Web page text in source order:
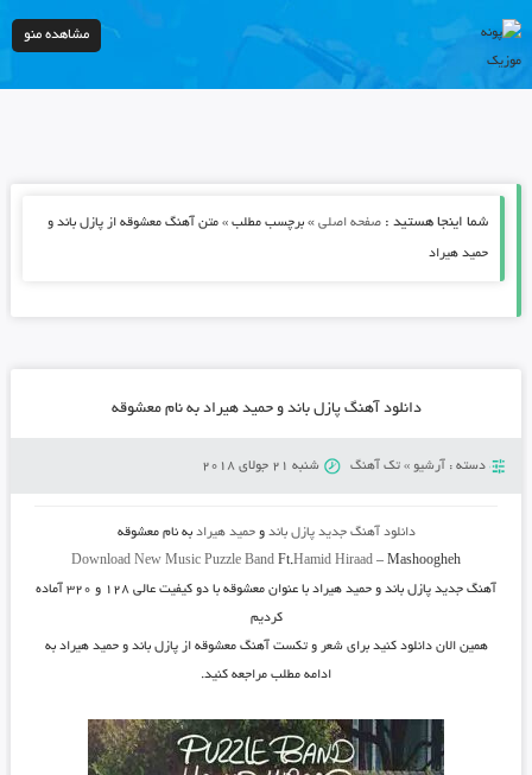
مشاهده منو
شما اینجا هستید : صفحه اصلی» برچسب مطلب » متن آهنگ معشوقه از پازل باند و
حمید هیراد
دانلود آهنگ پازل باند و حمید هیراد به نام معشوقه
دسته : آرشیو » تک آهنگ شنبه 21 جولای 2018
دانلود آهنگ جدید پازل باند وحمید هیراد به ناممعشوقه
Download New Music Puzzle Band Ft.Hamid Hiraad –Mashoogheh
آهنگ جدید پازل باند و حمید هیرادبا عنوان معشوقه
با دو کیفیت عالی ۱۲۸ و ۳۲۰ آماده
کردیم
همین الان دانلود کنید برای شعر و تکست آهنگ معشوقه از پازل باند و حمید هیراد به
ادامه مطلب مراجعه کنید.